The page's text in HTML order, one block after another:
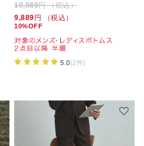
10,989円 （税込）
9,889 円 （税込）
10%OFF
5.0(2件)